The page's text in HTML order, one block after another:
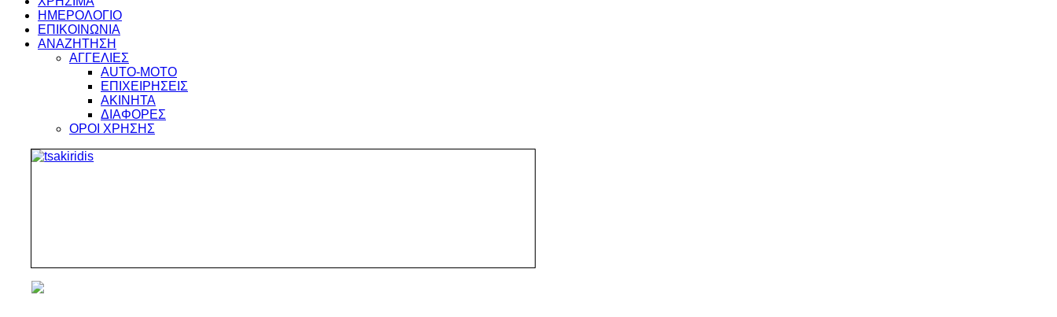
ΗΜΕΡΟΛΟΓΙΟ
ΕΠΙΚΟΙΝΩΝΙΑ
ΑΝΑΖΗΤΗΣΗ
ΑΓΓΕΛΙΕΣ
AUTO-MOTO
ΕΠΙΧΕΙΡΗΣΕΙΣ
ΑΚΙΝΗΤΑ
ΔΙΑΦΟΡΕΣ
ΟΡΟΙ ΧΡΗΣΗΣ